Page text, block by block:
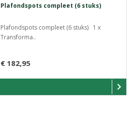
Plafondspots compleet (6 stuks)
Plafondspots compleet (6 stuks) 1 x
Transforma..
€ 182,95